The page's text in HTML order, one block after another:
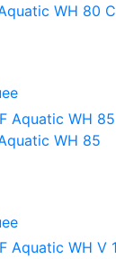
WH 80
WH 85